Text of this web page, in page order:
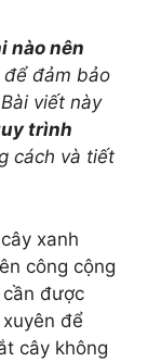
nào nên
để đảm bảo
viết này
trình
cách và tiết
xanh
công cộng
được
để
cây không